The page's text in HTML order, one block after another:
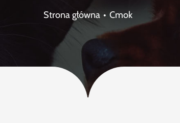
Strona główna Cmok